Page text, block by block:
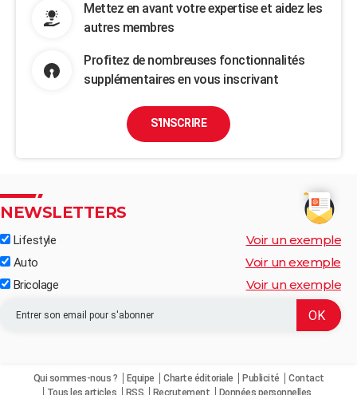
Mettez en avant votre expertise et aidez les
autres membres
Profitez de nombreuses fonctionnalités
supplémentaires en vous inscrivant
S'INSCRIRE
NEWSLETTERS
Lifestyle Voir un exemple
Auto Voir un exemple
Bricolage Voir un exemple
Qui sommes-nous ? Equipe Charte éditoriale Publicité
Contact
Tous les articles
RSS Recrutement Données personnelles